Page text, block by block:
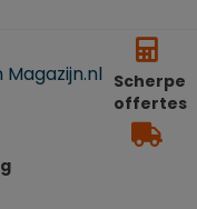
Scherpe
offertes